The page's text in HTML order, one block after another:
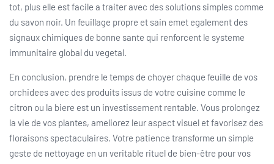
tot, plus elle est facile a traiter avec des solutions simples comme
du savon noir. Un feuillage propre et sain emet egalement des
signaux chimiques de bonne sante qui renforcent le systeme
immunitaire global du vegetal.
En conclusion, prendre le temps de choyer chaque feuille de vos
orchidees avec des produits issus de votre cuisine comme le
citron ou la biere est un investissement rentable. Vous prolongez
la vie de vos plantes, ameliorez leur aspect visuel et favorisez des
floraisons spectaculaires. Votre patience transforme un simple
geste de nettoyage en un veritable rituel de bien-être pour vos